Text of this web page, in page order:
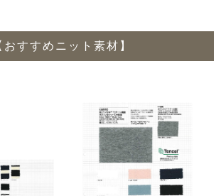
おすすめニット素材】